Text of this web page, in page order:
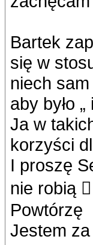
Bartek
się w
niech
aby było
Ja w
korzyści
I proszę
nie robią 
Powtórzę
Jestem